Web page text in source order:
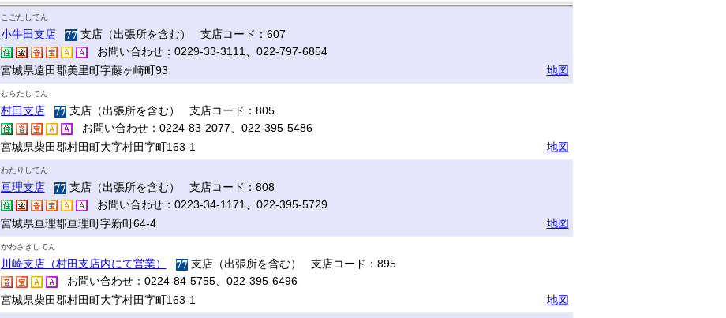
こごたしてん
小牛田支店
支店（出張所を含む） 支店コード：607
お問い合わせ：0229-33-3111、022-797-6854
宮城県遠田郡美里町字藤ヶ崎町93
地図
むらたしてん
村田支店
支店（出張所を含む） 支店コード：805
お問い合わせ：0224-83-2077、022-395-5486
宮城県柴田郡村田町大字村田字町163-1
地図
わたりしてん
亘理支店
支店（出張所を含む） 支店コード：808
お問い合わせ：0223-34-1171、022-395-5729
宮城県亘理郡亘理町字新町64-4
地図
かわさきしてん
川崎支店（村田支店内にて営業）
支店（出張所を含む） 支店コード：895
お問い合わせ：0224-84-5755、022-395-6496
宮城県柴田郡村田町大字村田字町163-1
地図